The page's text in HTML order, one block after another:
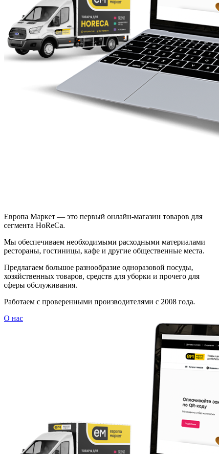
Европа Маркет — это первый онлайн-магазин товаров для
сегмента HoReCa.
Мы обеспечиваем необходимыми расходными материалами
рестораны, гостиницы, кафе и другие общественные места.
Предлагаем большое разнообразие одноразовой посуды,
хозяйственных товаров, средств для уборки и прочего для
сферы обслуживания.
Работаем с проверенными производителями с 2008 года.
О нас